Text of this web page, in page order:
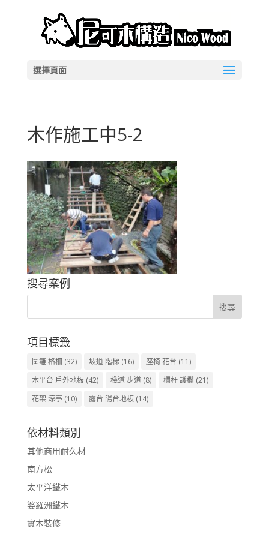
選擇頁面
木作施工中5-2
搜尋案例
項目標籤
圍籬 格柵(32) 坡道 階梯(16) 座椅 花台 (11)
木平台 戶外地板(42) 棧道 步道(8) 欄杆 護欄 (21)
花架 涼亭(10) 露台 陽台地板(14)
依材料類別
其他商用耐久材
南方松
太平洋鐵木
婆羅洲鐵木
實木裝修